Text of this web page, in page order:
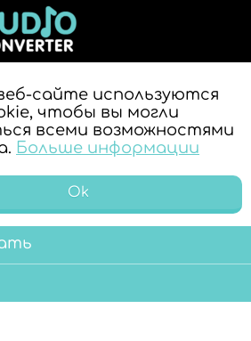
сайте используются
чтобы вы могли
всеми возможностями
Больше информации
Ok